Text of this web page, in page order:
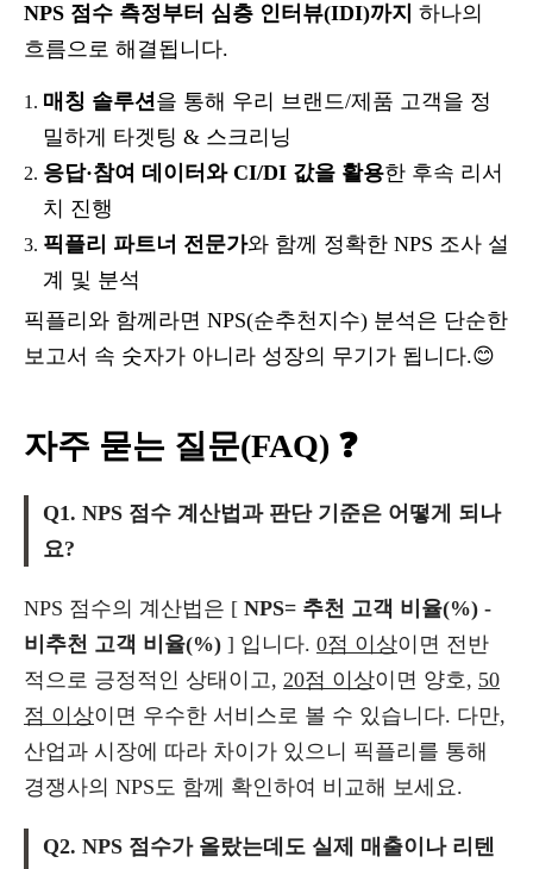
NPS 점수 측정부터 심층 인터뷰(IDI)까지 하나의
흐름으로 해결됩니다.
매칭 솔루션을 통해 우리 브랜드/제품 고객을 정
밀하게 타겟팅 & 스크리닝
응답·참여 데이터와 CI/DI 값을 활용한 후속 리서
치 진행
픽플리 파트너 전문가와 함께 정확한 NPS 조사 설
계 및 분석
픽플리와 함께라면 NPS(순추천지수) 분석은 단순한
보고서 속 숫자가 아니라 성장의 무기가 됩니다.😊
자주 묻는 질문(FAQ) ❓
Q1. NPS 점수 계산법과 판단 기준은 어떻게 되나
요?
NPS 점수의 계산법은 [ NPS= 추천 고객 비율(%) -
비추천 고객 비율(%) ] 입니다. 0점 이상이면 전반
적으로 긍정적인 상태이고, 20점 이상이면 양호, 50
점 이상이면 우수한 서비스로 볼 수 있습니다. 다만,
산업과 시장에 따라 차이가 있으니 픽플리를 통해
경쟁사의 NPS도 함께 확인하여 비교해 보세요.
Q2. NPS 점수가 올랐는데도 실제 매출이나 리텐